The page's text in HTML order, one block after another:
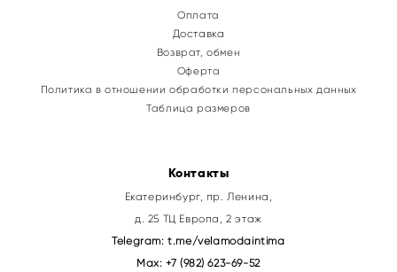
Оплата
Доставка
Возврат, обмен
Оферта
Политика в отношении обработки персональных данных
Таблица размеров
Контакты
Екатеринбург, пр. Ленина,
д. 25 ТЦ Европа, 2 этаж
Telegram:t.me/velamodaintima
Max:+7 (982) 623-69-52